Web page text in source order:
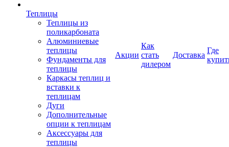
Теплицы
Теплицы из
поликарбоната
Алюминиевые
теплицы
Фундаменты для
теплицы
Каркасы теплиц и
вставки к
теплицам
Дуги
Дополнительные
опции к теплицам
Аксессуары для
теплицы
Акции
Как
стать
дилером
Доставка
Где